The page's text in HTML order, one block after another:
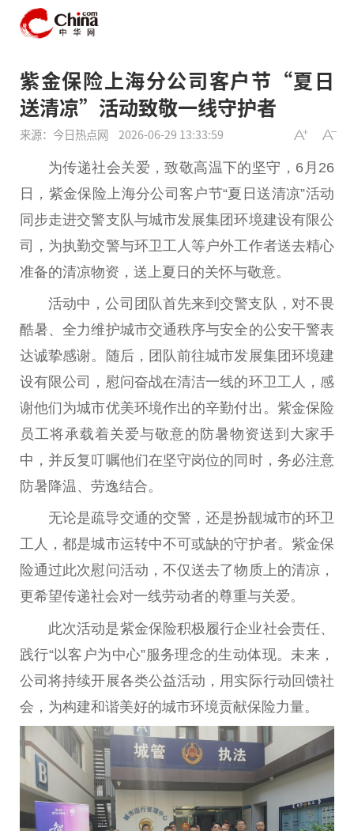
紫金保险上海分公司客户节“夏日
送清凉”活动致敬一线守护者
来源：今日热点网 2026-06-29 13:33:59
为传递社会关爱，致敬高温下的坚守，6月26
日，紫金保险上海分公司客户节“夏日送清凉”活动
同步走进交警支队与城市发展集团环境建设有限公
司，为执勤交警与环卫工人等户外工作者送去精心
准备的清凉物资，送上夏日的关怀与敬意。
活动中，公司团队首先来到交警支队，对不畏
酷暑、全力维护城市交通秩序与安全的公安干警表
达诚挚感谢。随后，团队前往城市发展集团环境建
设有限公司，慰问奋战在清洁一线的环卫工人，感
谢他们为城市优美环境作出的辛勤付出。紫金保险
员工将承载着关爱与敬意的防暑物资送到大家手
中，并反复叮嘱他们在坚守岗位的同时，务必注意
防暑降温、劳逸结合。
无论是疏导交通的交警，还是扮靓城市的环卫
工人，都是城市运转中不可或缺的守护者。紫金保
险通过此次慰问活动，不仅送去了物质上的清凉，
更希望传递社会对一线劳动者的尊重与关爱。
此次活动是紫金保险积极履行企业社会责任、
践行“以客户为中心”服务理念的生动体现。未来，
公司将持续开展各类公益活动，用实际行动回馈社
会，为构建和谐美好的城市环境贡献保险力量。